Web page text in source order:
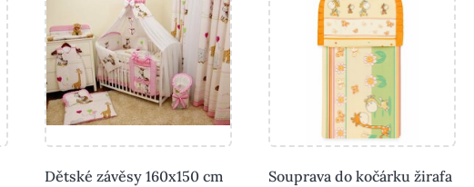
Dětské závěsy 160x150 cm
Souprava do kočárku žirafa